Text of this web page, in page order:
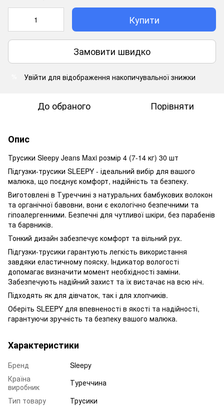
Купити
Замовити швидко
Увійти для відображення накопичувальної знижки
До обраного Порівняти
Опис
Трусики Sleepy Jeans Maxi розмір 4 (7-14 кг) 30 шт
Підгузки-трусики SLEEPY - ідеальний вибір для вашого
малюка, що поєднує комфорт, надійність та безпеку.
Виготовлені в Туреччині з натуральних бамбукових волокон
та органічної бавовни, вони є екологічно безпечними та
гіпоалергенними. Безпечні для чутливої шкіри, без парабенів
та барвників.
Тонкий дизайн забезпечує комфорт та вільний рух.
Підгузки-трусики гарантують легкість використання
завдяки еластичному пояску. Індикатор вологості
допомагає визначити момент необхідності заміни.
Забезпечують надійний захист та їх вистачає на всю ніч.
Підходять як для дівчаток, так і для хлопчиків.
Оберіть SLEEPY для впевненості в якості та надійності,
гарантуючи зручність та безпеку вашого малюка.
Характеристики
Бренд
Sleepy
Країна
виробник
Туреччина
Тип товару
Трусики